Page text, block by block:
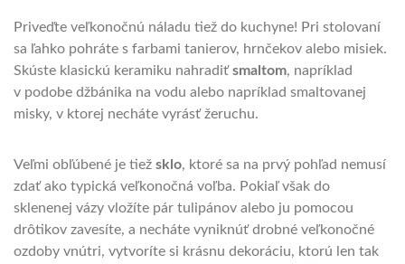
Priveďte veľkonočnú náladu tiež do kuchyne! Pri stolovaní
sa ľahko pohráte s farbami tanierov, hrnčekov alebo misiek.
Skúste klasickú keramiku nahradiťsmaltom, napríklad
v podobe džbánika na vodu alebo napríklad smaltovanej
misky, v ktorej necháte vyrásť žeruchu.
Veľmi obľúbené je tiež sklo, ktoré sa na prvý pohľad nemusí
zdať ako typická veľkonočná voľba. Pokiaľ však do
sklenenej vázy vložíte pár tulipánov alebo ju pomocou
drôtikov zavesíte, a necháte vyniknúť drobné veľkonočné
ozdoby vnútri, vytvoríte si krásnu dekoráciu, ktorú len tak